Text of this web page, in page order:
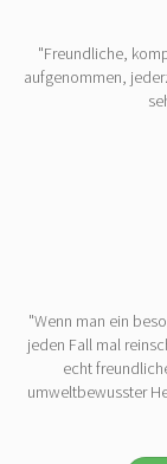
"Freundliche,
aufgenommen,
"Wenn man ein
jeden Fall mal
echt
umweltbewusster